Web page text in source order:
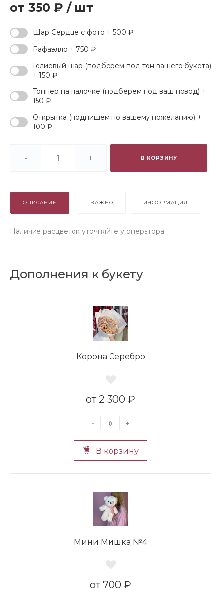
350 ₽ / шт
Шар Сердце с фото + 500 ₽
Рафаэлло + 750 ₽
Гелиевый шар (подберем под тон вашего букета)
+ 150 ₽
Топпер на палочке (подберем под ваш повод) +
150 ₽
Открытка (подпишем по вашему пожеланию) +
100 ₽
- + В КОРЗИНУ
ОПИСАНИЕ ВАЖНО ИНФОРМАЦИЯ
Наличие расцветок уточняйте у оператора
Дополнения к букету
Корона Серебро
2 300 ₽
- +
В корзину
Мини Мишка №4
700 ₽